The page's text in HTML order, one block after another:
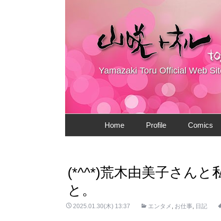
Yamazaki Toru Official Web
ツ
へ
ス
キ
Home Profile Comics
(*^^*)荒木由美子さんと
と。
2025.01.30(木) 13:37 エンタメ , お仕事, 日記